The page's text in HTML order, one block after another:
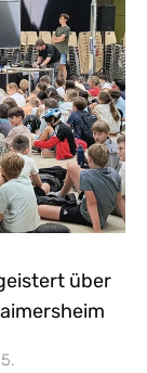
über